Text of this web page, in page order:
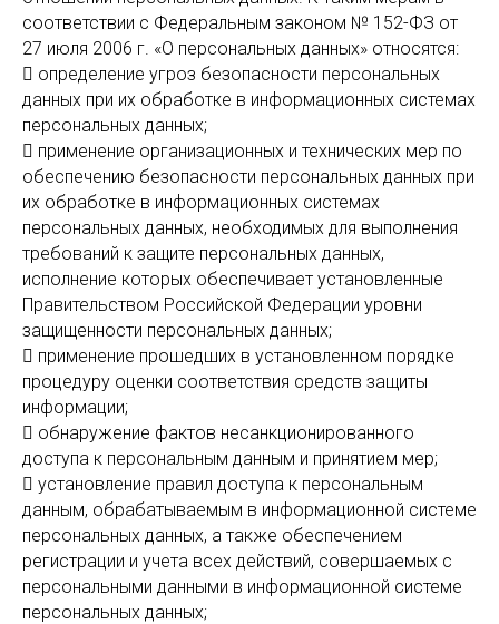
соответствии с Федеральным законом № 152-ФЗ от
27 июля 2006 г. «О персональных данных» относятся:
 определение угроз безопасности персональных
данных при их обработке в информационных системах
персональных данных;
 применение организационных и технических мер по
обеспечению безопасности персональных данных при
их обработке в информационных системах
персональных данных, необходимых для выполнения
требований к защите персональных данных,
исполнение которых обеспечивает установленные
Правительством Российской Федерации уровни
защищенности персональных данных;
 применение прошедших в установленном порядке
процедуру оценки соответствия средств защиты
информации;
 обнаружение фактов несанкционированного
доступа к персональным данным и принятием мер;
 установление правил доступа к персональным
данным, обрабатываемым в информационной системе
персональных данных, а также обеспечением
регистрации и учета всех действий, совершаемых с
персональными данными в информационной системе
персональных данных;